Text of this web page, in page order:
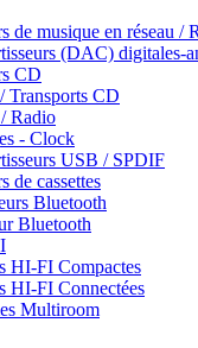
de musique en réseau /
(DAC) digitales-
CD
Transports CD
Radio
- Clock
USB / SPDIF
de cassettes
Bluetooth
Bluetooth
HI-FI Compactes
HI-FI Connectées
Multiroom